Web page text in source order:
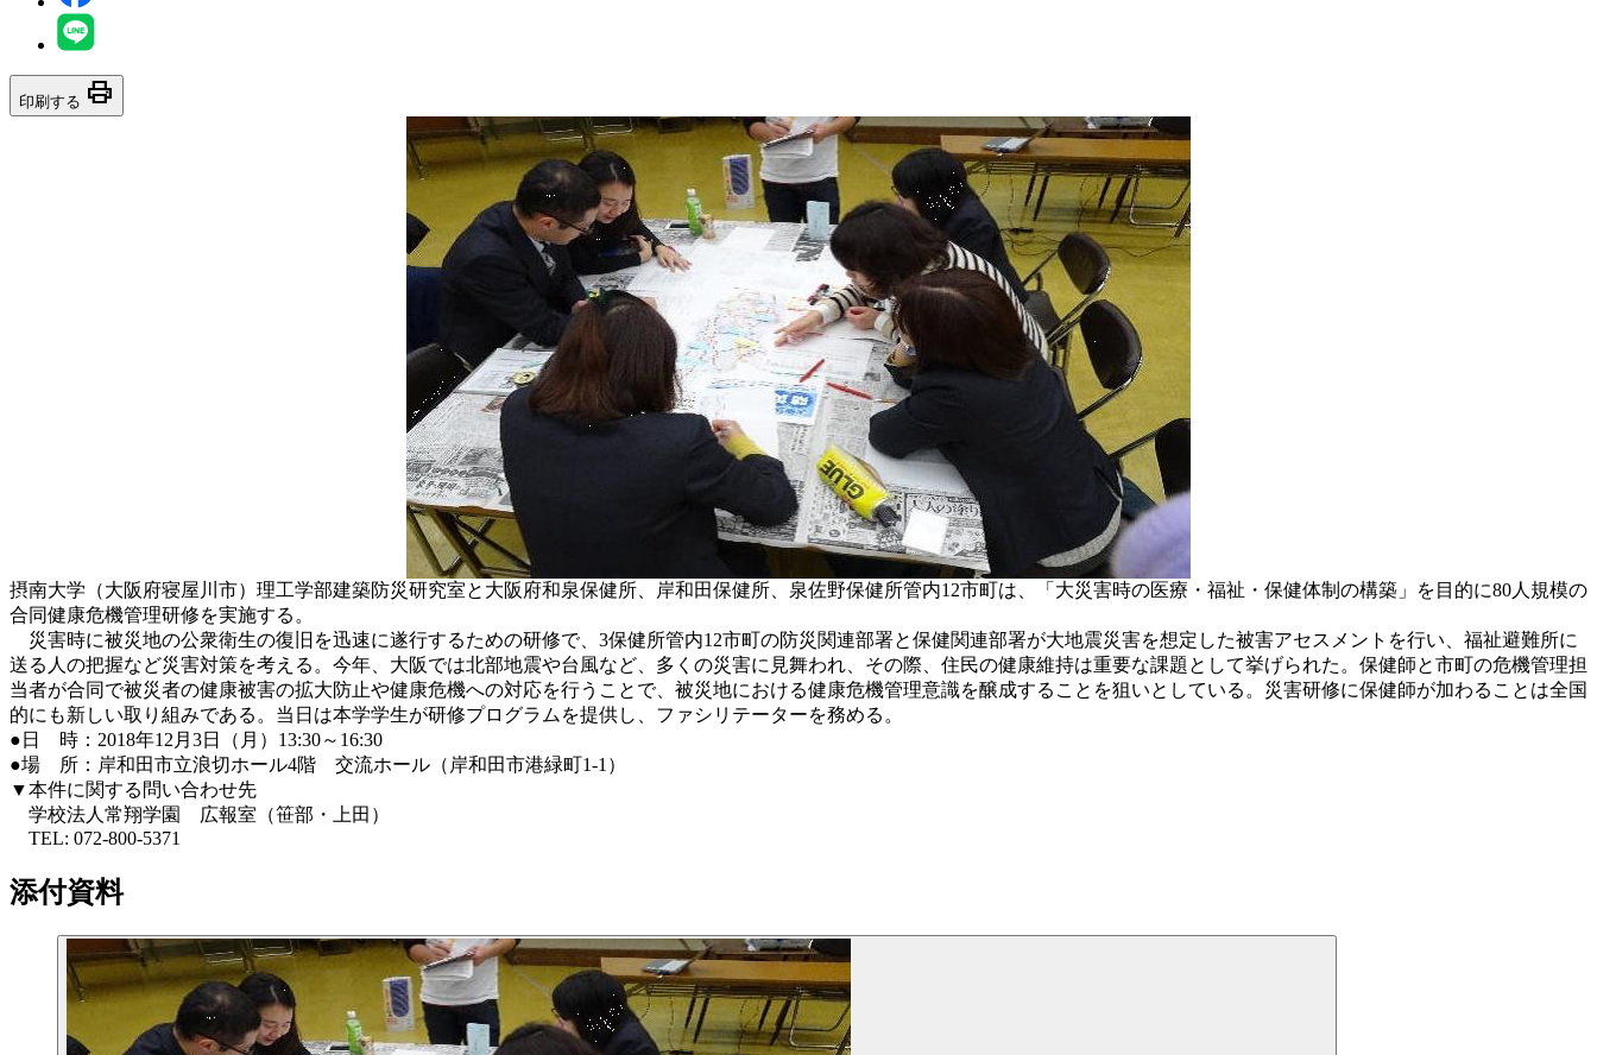
印刷する print
摂南大学（大阪府寝屋川市）理工学部建築防災研究室と大阪府和泉保健所、岸和田保健所、泉佐野保健所管内12市町は、「大災害時の医療・福祉・保健体制の構築」を目的に80人規模の
合同健康危機管理研修を実施する。
災害時に被災地の公衆衛生の復旧を迅速に遂行するための研修で、3保健所管内12市町の防災関連部署と保健関連部署が大地震災害を想定した被害アセスメントを行い、福祉避難所に
送る人の把握など災害対策を考える。今年、大阪では北部地震や台風など、多くの災害に見舞われ、その際、住民の健康維持は重要な課題として挙げられた。保健師と市町の危機管理担
当者が合同で被災者の健康被害の拡大防止や健康危機への対応を行うことで、被災地における健康危機管理意識を醸成することを狙いとしている。災害研修に保健師が加わることは全国
的にも新しい取り組みである。当日は本学学生が研修プログラムを提供し、ファシリテーターを務める。
●日 時：2018年12月3日（月）13:30～16:30
●場 所：岸和田市立浪切ホール4階 交流ホール（岸和田市港緑町1-1）
▼本件に関する問い合わせ先
学校法人常翔学園 広報室（笹部・上田）
TEL: 072-800-5371
添付資料